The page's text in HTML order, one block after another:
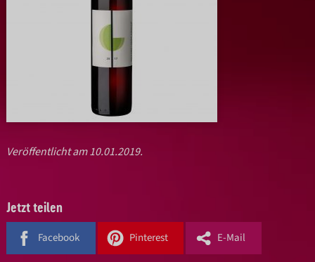
Veröffentlicht am 10.01.2019.
Jetzt teilen
Facebook Pinterest E-Mail